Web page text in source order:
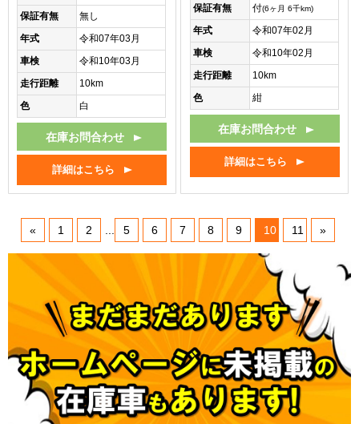
保証有無
無し
年式
令和07年03月
車検
令和10年03月
走行距離
10km
色
白
在庫お問合わせ
詳細はこちら
保証有無
付(6ヶ月 6千km)
年式
令和07年02月
車検
令和10年02月
走行距離
10km
色
紺
在庫お問合わせ
詳細はこちら
« 1 2 5 6 7 8 9 10 11 »